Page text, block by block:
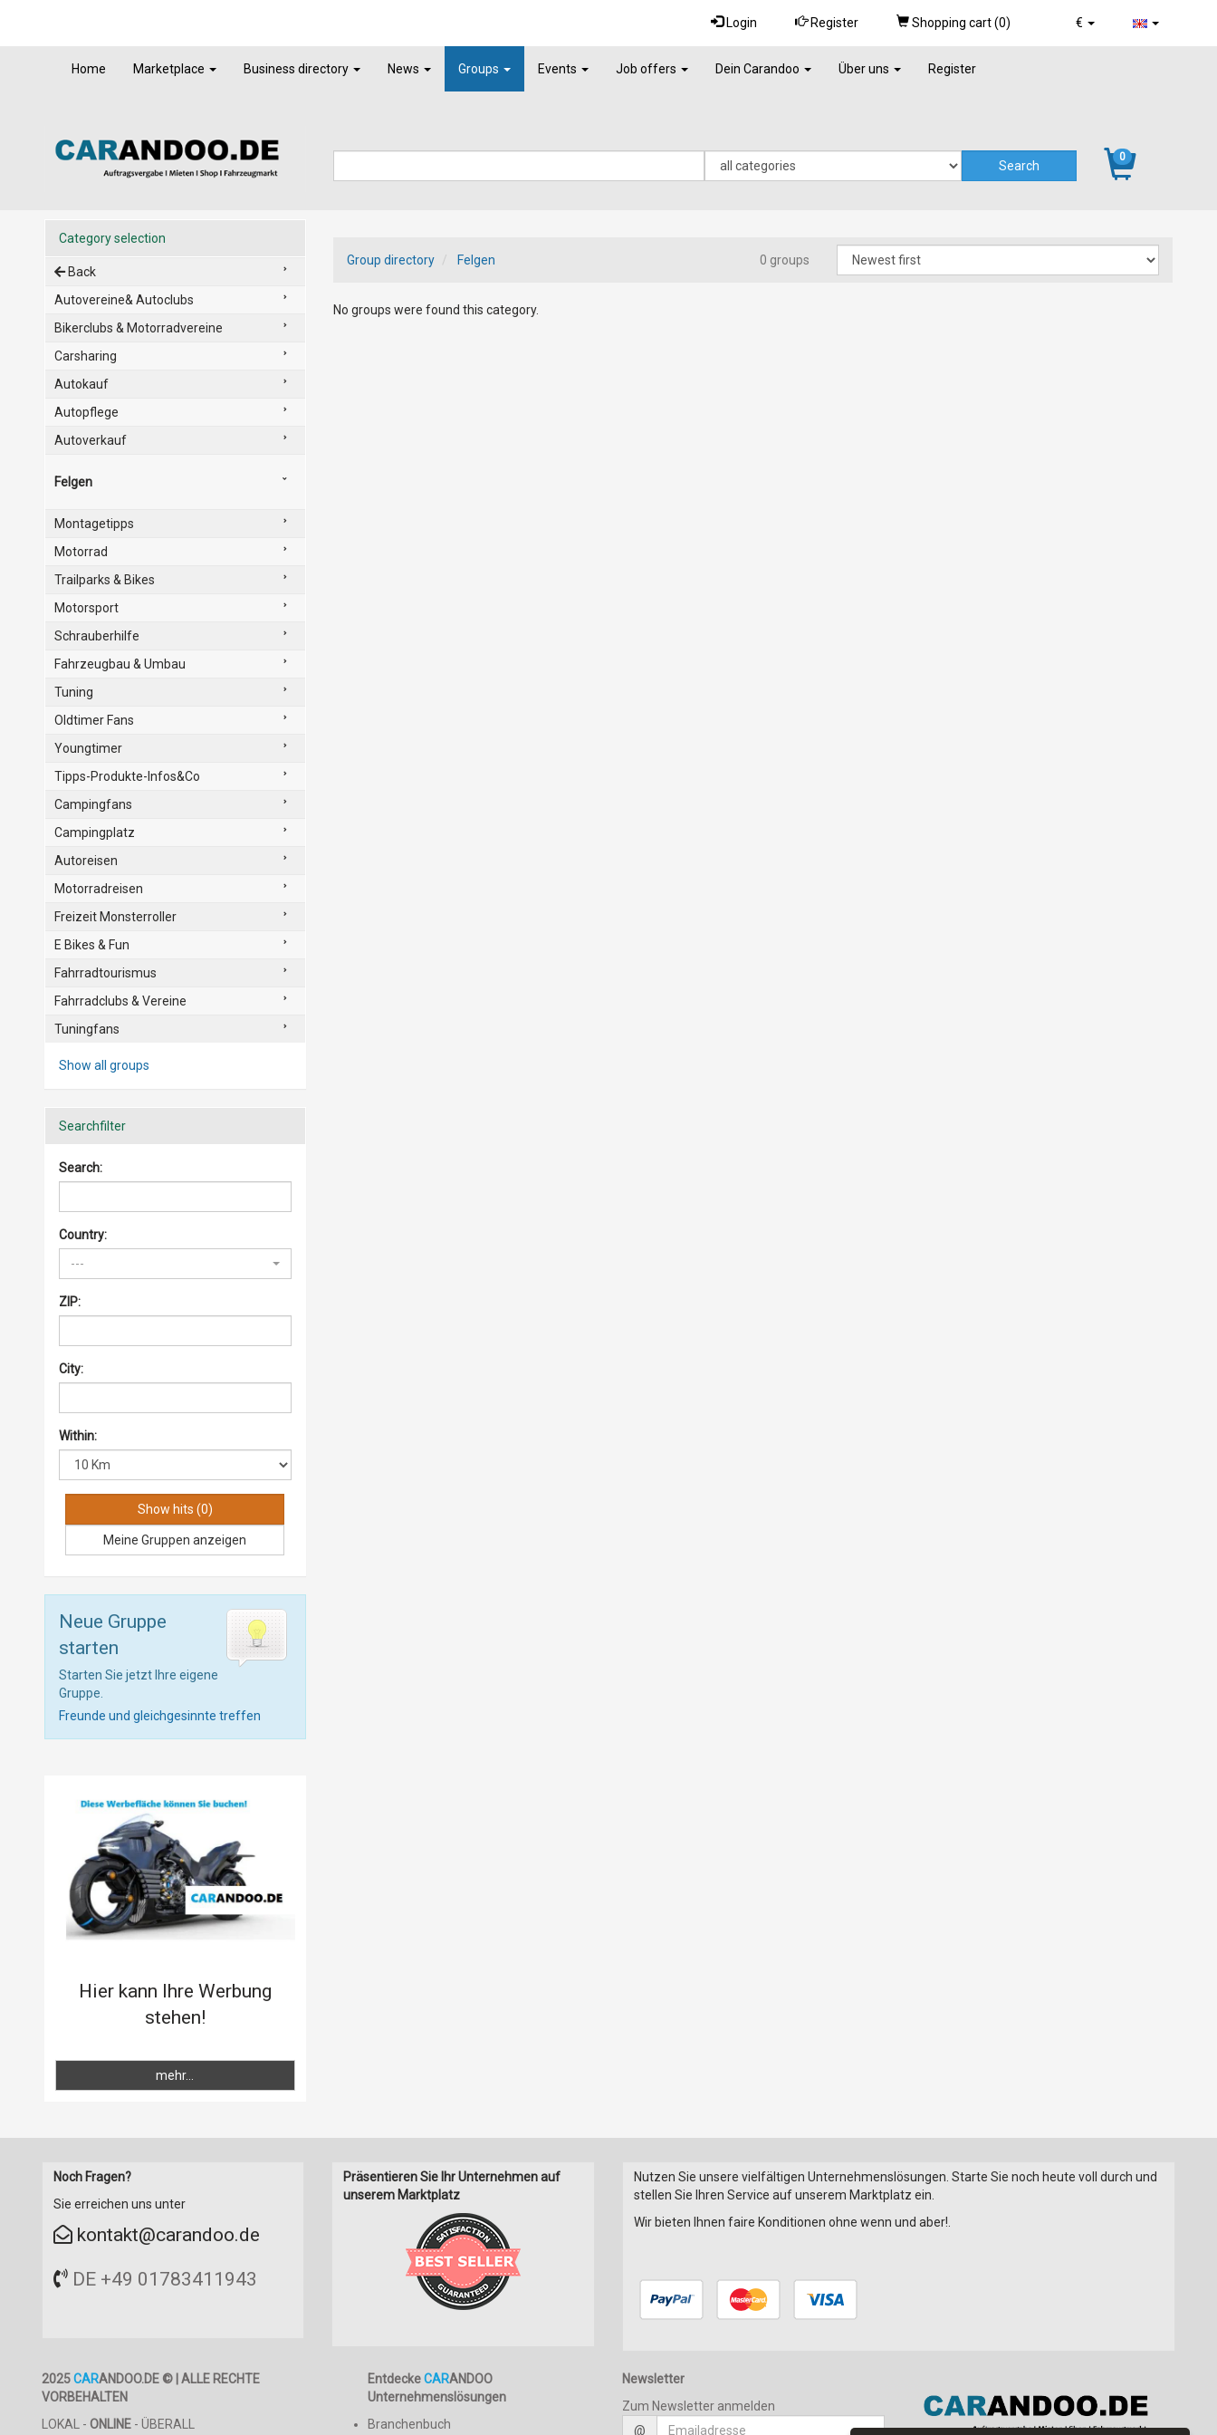
€
Login Register Shopping cart (0)
Home Marketplace Business directory News Groups Events Job offers Dein Carandoo Über uns Register
0
Group directory Felgen 0 groups
No groups were found this category.
Category selection
Back
Autovereine& Autoclubs
Bikerclubs & Motorradvereine
Carsharing
Autokauf
Autopflege
Autoverkauf
Felgen
Montagetipps
Motorrad
Trailparks & Bikes
Motorsport
Schrauberhilfe
Fahrzeugbau & Umbau
Tuning
Oldtimer Fans
Youngtimer
Tipps-Produkte-Infos&Co
Campingfans
Campingplatz
Autoreisen
Motorradreisen
Freizeit Monsterroller
E Bikes & Fun
Fahrradtourismus
Fahrradclubs & Vereine
Tuningfans
Show all groups
Searchfilter
Search:
Country:
---
ZIP:
City:
Within:
Meine Gruppen anzeigen
Neue Gruppe
starten
Starten Sie jetzt Ihre eigene
Gruppe.
Freunde und gleichgesinnte treffen
Hier kann Ihre Werbung
stehen!
mehr...
Noch Fragen?
Sie erreichen uns unter
kontakt@carandoo.de
DE +49 01783411943
Präsentieren Sie Ihr Unternehmen auf
unserem Marktplatz
Nutzen Sie unsere vielfältigen Unternehmenslösungen. Starte Sie noch heute voll durch und
stellen Sie Ihren Service auf unserem Marktplatz ein.
Wir bieten Ihnen faire Konditionen ohne wenn und aber!.
2025CARANDOO.DE © | ALLE RECHTE
VORBEHALTEN
LOKAL - ONLINE- ÜBERALL
EntdeckeCARANDOO
Unternehmenslösungen
Branchenbuch
Newsletter
Zum Newsletter anmelden
@